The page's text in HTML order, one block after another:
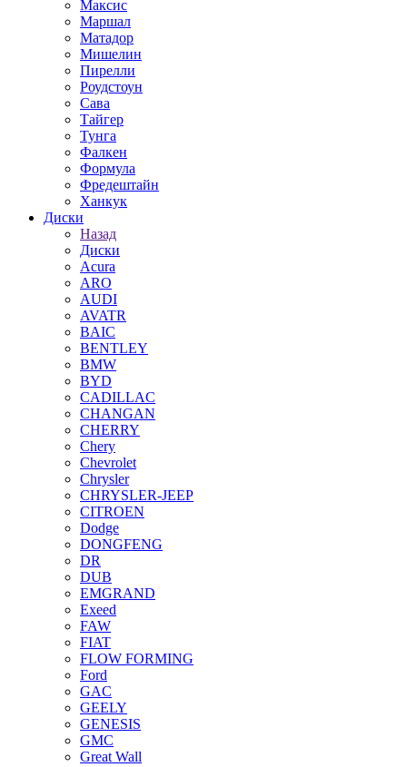
Максис
Маршал
Матадор
Мишелин
Пирелли
Роудстоун
Сава
Тайгер
Тунга
Фалкен
Формула
Фредештайн
Ханкук
Диски
Назад
Диски
Acura
ARO
AUDI
AVATR
BAIC
BENTLEY
BMW
BYD
CADILLAC
CHANGAN
CHERRY
Chery
Chevrolet
Chrysler
CHRYSLER-JEEP
CITROEN
Dodge
DONGFENG
DR
DUB
EMGRAND
Exeed
FAW
FIAT
FLOW FORMING
Ford
GAC
GEELY
GENESIS
GMC
Great Wall